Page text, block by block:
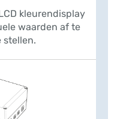
kleurendisplay
waarden af te
stellen.